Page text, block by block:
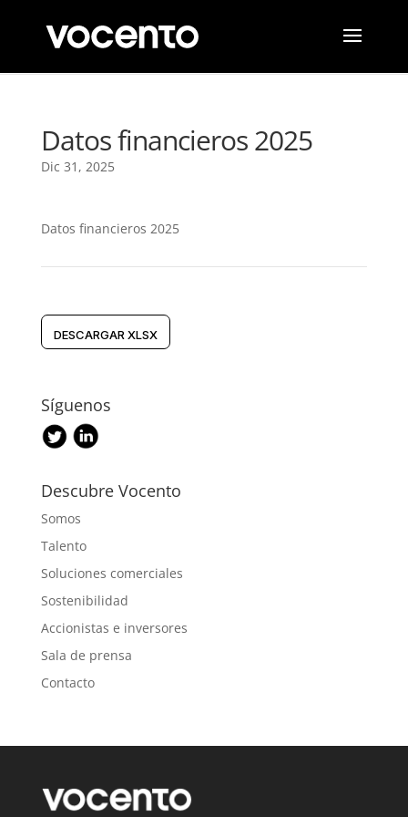
Datos financieros 2025
Dic 31, 2025
Datos financieros 2025
DESCARGAR XLSX
Síguenos
Descubre Vocento
Somos
Talento
Soluciones comerciales
Sostenibilidad
Accionistas e inversores
Sala de prensa
Contacto